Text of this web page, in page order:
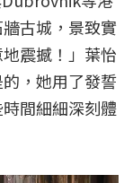
古城，景致實
震撼！」葉怡
，她用了發誓
間細細深刻體